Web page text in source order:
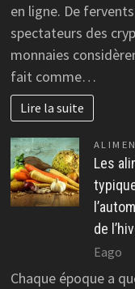
en ligne. De fervents
spectateurs des
monnaies
fait comme…
Lire la suite
Les
de
Eago
Chaque époque a